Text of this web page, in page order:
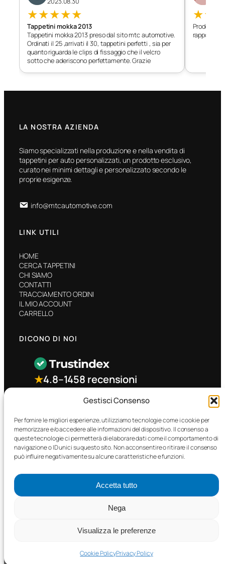
Gestisci Consenso
Per fornire le migliori esperienze, utilizziamo tecnologie come i cookie per
memorizzare e/o accedere alle informazioni del dispositivo. Il consenso a
queste tecnologie ci permetterà di elaborare dati come il comportamento di
navigazione o ID unici su questo sito. Non acconsentire o ritirare il consenso
può influire negativamente su alcune caratteristiche e funzioni.
Accetta tutto
Nega
Visualizza le preferenze
Cookie PolicyPrivacy Policy
★★★★★
Tappetini mokka 2013
Tappetini mokka 2013 preso dal sito mtc automotive.
Ordinati il 25 ,arrivati il 30, tappetini perfetti , sia per
quanto riguarda le clips di fissaggio che il velcro
sotto che aderiscono perfettamente. Grazie
★★
Prodotto
rapporto
LA NOSTRA AZIENDA
Siamo specializzati nella produzione e nella vendita di
tappetini per auto personalizzati, un prodotto esclusivo,
curato nei minimi dettagli e personalizzato secondo le
proprie esigenze.
info@mtcautomotive.com
LINK UTILI
HOME
CERCA TAPPETINI
CHI SIAMO
CONTATTI
TRACCIAMENTO ORDINI
IL MIO ACCOUNT
CARRELLO
DICONO DI NOI
★4.8–1458 recensioni
CONTATTO RAPIDO
Facebook
©2025 MTC Automotive s.r.l. . Tutti i diritti riservati. – P.I.